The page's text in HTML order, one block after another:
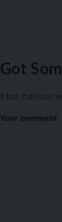
Got
Il tuo indirizzo
Your comment